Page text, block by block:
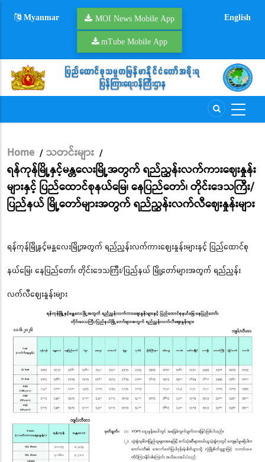
Myanmar MOI News Mobile App
mTube Mobile App
English
Breadcrumb
Home / သတင်းများ /
ရန်ကုန်မြို့နှင့်မန္တလေးမြို့အတွက် ရည်ညွှန်းလက်ကားဈေးနှုန်း
များနှင့် ပြည်ထောင်စုနယ်မြေ၊ နေပြည်တော်၊ တိုင်းဒေသကြီး/
ပြည်နယ် မြို့တော်များအတွက် ရည်ညွှန်းလက်လီဈေးနှုန်းများ
ရန်ကုန်မြို့နှင့်မန္တလေးမြို့အတွက် ရည်ညွှန်းလက်ကားဈေးနှုန်းများနှင့် ပြည်ထောင်စု
နယ်မြေ၊ နေပြည်တော်၊ တိုင်းဒေသကြီး/ပြည်နယ် မြို့တော်များအတွက် ရည်ညွှန်း
လက်လီဈေးနှုန်းများ